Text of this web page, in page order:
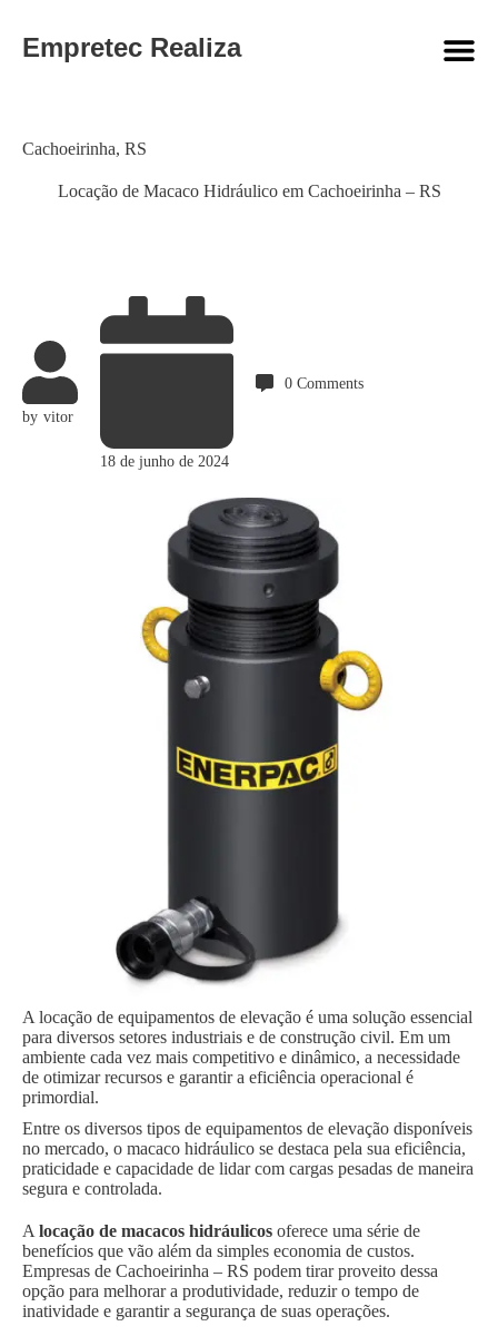
Empretec Realiza
Locação de Macaco Hidráulico em Cachoeirinha – RS
Category
Cachoeirinha, RS
by vitor
18 de junho de 2024
0 Comments
A locação de equipamentos de elevação é uma solução essencial
para diversos setores industriais e de construção civil. Em um
ambiente cada vez mais competitivo e dinâmico, a necessidade
de otimizar recursos e garantir a eficiência operacional é
primordial.
Entre os diversos tipos de equipamentos de elevação disponíveis
no mercado, o macaco hidráulico se destaca pela sua eficiência,
praticidade e capacidade de lidar com cargas pesadas de maneira
segura e controlada.
A locação de macacos hidráulicos oferece uma série de
benefícios que vão além da simples economia de custos.
Empresas de Cachoeirinha – RS podem tirar proveito dessa
opção para melhorar a produtividade, reduzir o tempo de
inatividade e garantir a segurança de suas operações.